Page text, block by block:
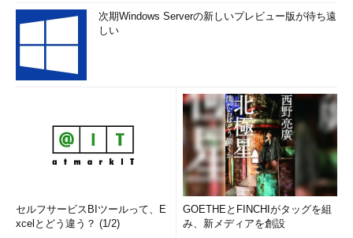
次期Windows Serverの新しいプレビュー版が待ち遠
しい
セルフサービスBIツールって、E
xcelとどう違う？ (1/2)
GOETHEとFINCHIがタッグを組
み、新メディアを創設